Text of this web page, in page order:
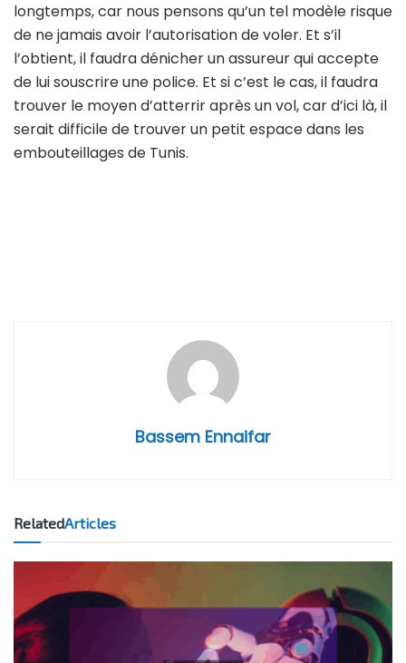
longtemps, car nous pensons qu’un tel modèle risque
de ne jamais avoir l’autorisation de voler. Et s’il
l’obtient, il faudra dénicher un assureur qui accepte
de lui souscrire une police. Et si c’est le cas, il faudra
trouver le moyen d’atterrir après un vol, car d’ici là, il
serait difficile de trouver un petit espace dans les
embouteillages de Tunis.
Bassem Ennaifar
RelatedArticles